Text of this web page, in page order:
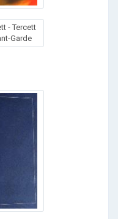
- Tercett
Garde